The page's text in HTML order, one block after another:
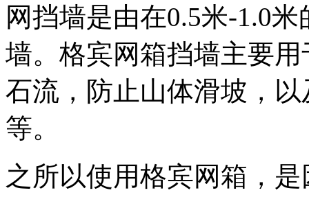
网挡墙是由在0.5米-1.0米
墙。格宾网箱挡墙主要
石流，防止山体滑坡，
等。
之所以使用格宾网箱，